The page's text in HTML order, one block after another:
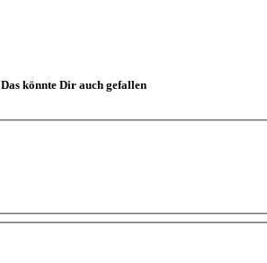
Das könnte Dir auch gefallen